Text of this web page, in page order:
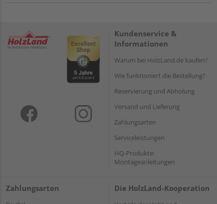
Kundenservice &
Informationen
Warum bei HolzLand.de kaufen?
Wie funktioniert die Bestellung?
Reservierung und Abholung
Versand und Lieferung
Zahlungsarten
Serviceleistungen
HQ-Produkte:
Montageanleitungen
Zahlungsarten Die HolzLand-Kooperation